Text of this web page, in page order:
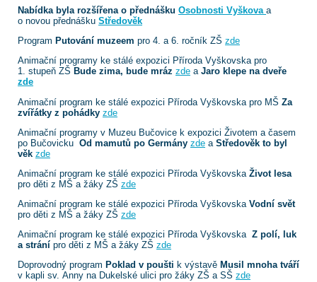
Nabídka byla rozšířena o přednášku Osobnosti Vyškova a
o novou přednášku Středověk
Program Putování muzeem pro 4. a 6. ročník ZŠ zde
Animační programy ke stálé expozici Příroda Vyškovska pro
1. stupeň ZŠ Bude zima, bude mráz zde a Jaro klepe na dveře
zde
Animační program ke stálé expozici Příroda Vyškovska pro MŠ Za
zvířátky z pohádky zde
Animační programy v Muzeu Bučovice k expozici Životem a časem
po Bučovicku Od mamutů po Germány zde a Středověk to byl
věk zde
Animační program ke stálé expozici Příroda Vyškovska Život lesa
pro děti z MŠ a žáky ZŠ zde
Animační program ke stálé expozici Příroda Vyškovska Vodní svět
pro děti z MŠ a žáky ZŠ zde
Animační program ke stálé expozici Příroda Vyškovska Z polí, luk
a strání pro děti z MŠ a žáky ZŠ zde
Doprovodný program Poklad v poušti k výstavě Musil mnoha tváří
v kapli sv. Anny na Dukelské ulici pro žáky ZŠ a SŠ zde